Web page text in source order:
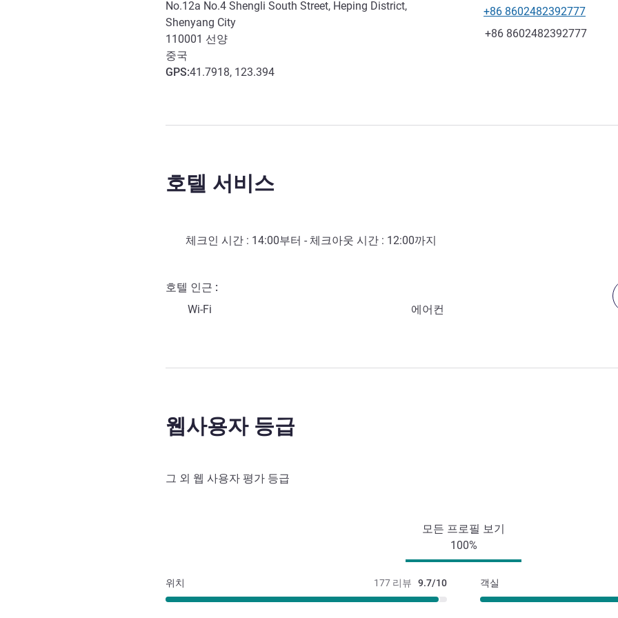
No.12a No.4 Shengli South Street, Heping District,
Shenyang City
110001 선양
중국
GPS:41.7918, 123.394
전화
+86 8602482392777
팩스
+86 8602482392777
호텔 서비스
체크인 시간 : 14:00부터 - 체크아웃 시간 : 12:00까지
호텔 인근
Wi-Fi
에어컨
웹사용자 등급
그 외 웹 사용자 평가 등급
모든 프로필 보기
100%
177 리뷰 9.7/10
위치 객실